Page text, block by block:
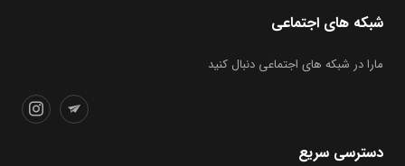
شبکه های اجتماعی
مارا در شبکه های اجتماعی دنبال کنید
دسترسی سریع